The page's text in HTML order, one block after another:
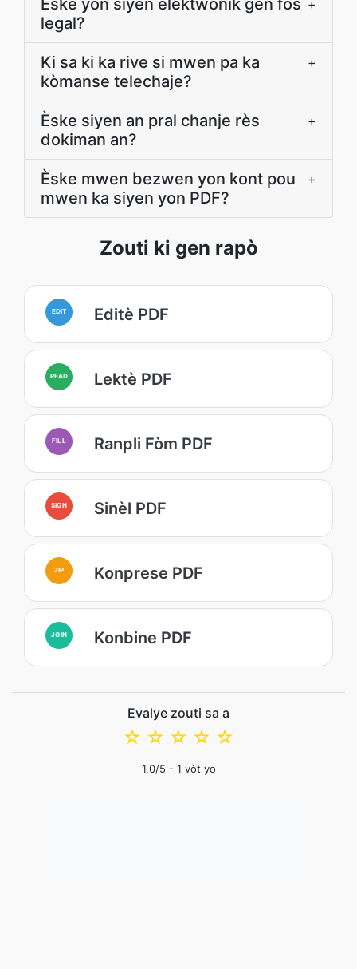
Èske yon siyen elektwonik gen fòs
legal?
+
Ki sa ki ka rive si mwen pa ka
kòmanse telechaje?
+
Èske siyen an pral chanje rès
dokiman an?
+
Èske mwen bezwen yon kont pou
mwen ka siyen yon PDF?
+
Zouti ki gen rapò
EDIT Editè PDF
READ Lektè PDF
FILL Ranpli Fòm PDF
SIGN Sinèl PDF
ZIP Konprese PDF
JOIN Konbine PDF
Evalye zouti sa a
☆
☆
☆
☆
☆
1.0/5 - 1 vòt yo